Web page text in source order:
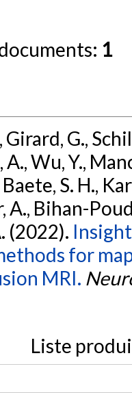
1
G.,
A., Wu, Y.,
S. H.,
Bihan-
(2022).
for
MRI.
Liste